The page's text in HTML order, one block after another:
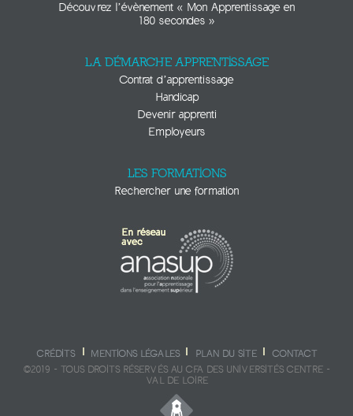
Découvrez l’évènement « Mon Apprentissage en
180 secondes »
LA DÉMARCHE APPRENTISSAGE
Contrat d’apprentissage
Handicap
Devenir apprenti
Employeurs
LES FORMATIONS
Rechercher une formation
CRÉDITS MENTIONS LÉGALES PLAN DU SITE
CONTACT
©2019 - TOUS DROITS RÉSERVÉS AU CFA DES UNIVERSITÉS CENTRE -
VAL DE LOIRE